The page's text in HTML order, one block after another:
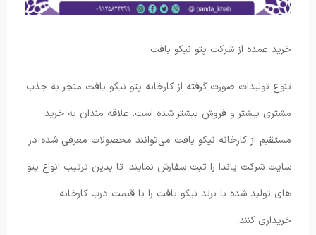
خرید عمده از شرکت پتو نیکو بافت
تنوع تولیدات صورت گرفته از کارخانه پتو نیکو بافت منجر به جذب
مشتری بیشتر و فروش بیشتر شده است. علاقه مندان به خرید
مستقیم از کارخانه نیکو بافت می‌توانند محصولات معرفی شده در
سایت شرکت پاندا را ثبت سفارش نمایند؛ تا بدین ترتیب انواع پتو
های تولید شده با برند نیکو بافت را با قیمت درب کارخانه
خریداری کنند.